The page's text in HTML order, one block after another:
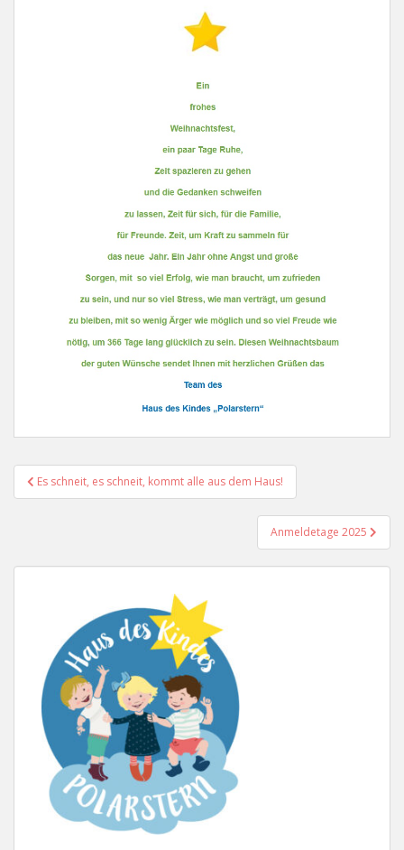
Beitragsnavigation
Es schneit, es schneit, kommt alle aus dem Haus!
Anmeldetage 2025